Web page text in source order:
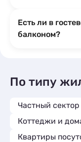
Есть ли в
балконом?
По типу
Частный сектор
Коттеджи и
Квартиры